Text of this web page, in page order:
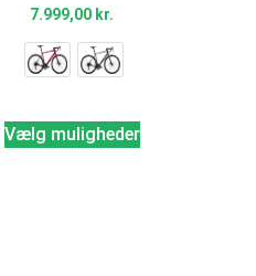
7.999,00 kr.
Vælg muligheder